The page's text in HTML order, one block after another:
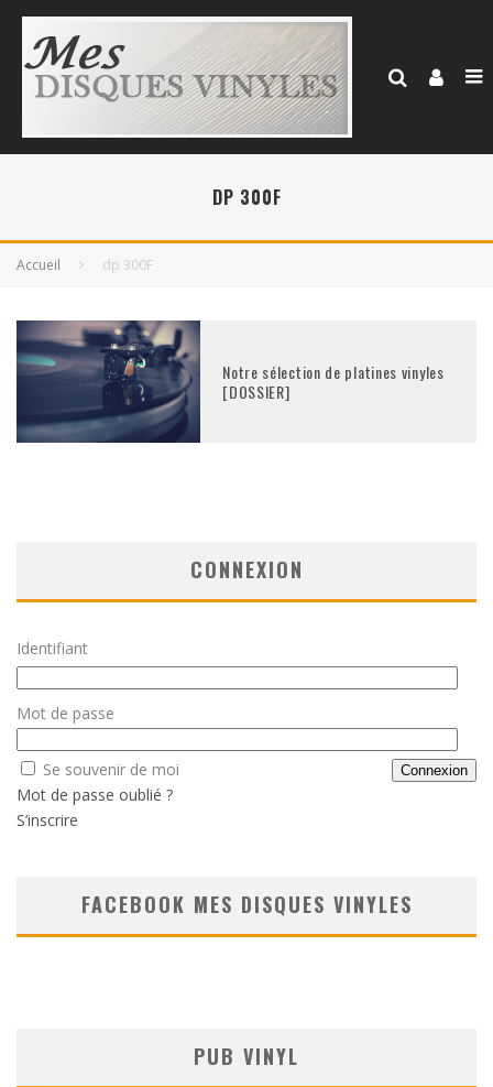
DP 300F
Accueil dp 300F
Notre sélection de platines vinyles
[DOSSIER]
CONNEXION
Identifiant
Mot de passe
Se souvenir de moi
Mot de passe oublié ?
S’inscrire
FACEBOOK MES DISQUES VINYLES
PUB VINYL